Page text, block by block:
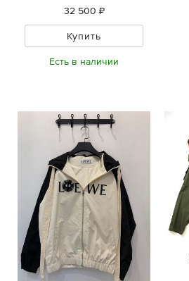
32 500 ₽
Купить
Есть в наличии